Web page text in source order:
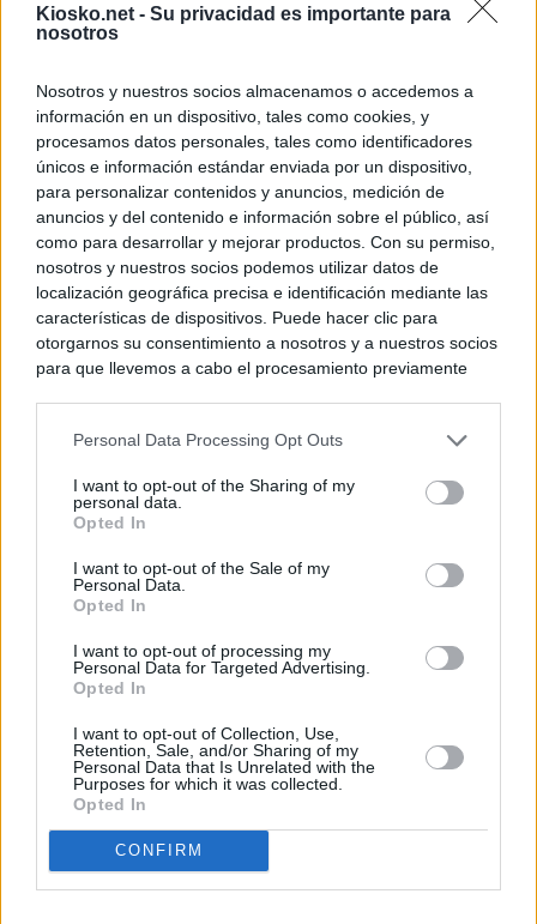
Kiosko.net - Su privacidad es importante para
nosotros
Nosotros y nuestros socios almacenamos o accedemos a
información en un dispositivo, tales como cookies, y
procesamos datos personales, tales como identificadores
únicos e información estándar enviada por un dispositivo,
para personalizar contenidos y anuncios, medición de
anuncios y del contenido e información sobre el público, así
como para desarrollar y mejorar productos. Con su permiso,
nosotros y nuestros socios podemos utilizar datos de
localización geográfica precisa e identificación mediante las
características de dispositivos. Puede hacer clic para
otorgarnos su consentimiento a nosotros y a nuestros socios
para que llevemos a cabo el procesamiento previamente
negar su consentimiento. Tenga en cuenta que algún
de su consentimiento, pero usted tiene el derecho de
rechazar tal procesamiento. Sus preferencias se aplicarán
cualquier momento entrando de nuevo en este sitio web o
visitando nuestra política de privacidad.
Personal Data Processing Opt Outs
I want to opt-out of the Sharing of my
personal data.
Opted In
I want to opt-out of the Sale of my
Personal Data.
Opted In
I want to opt-out of processing my
Personal Data for Targeted Advertising.
Opted In
I want to opt-out of Collection, Use,
Retention, Sale, and/or Sharing of my
Personal Data that Is Unrelated with the
Purposes for which it was collected.
Opted In
CONFIRM